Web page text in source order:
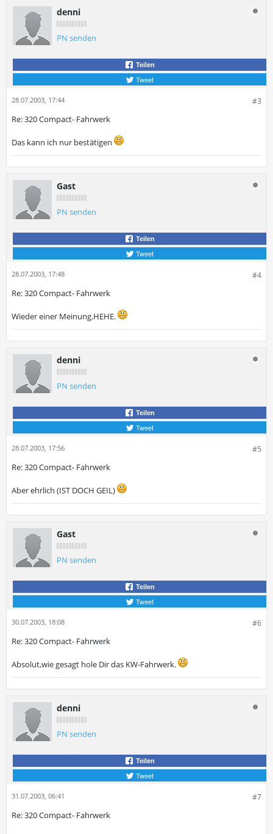
denni
PN senden
Teilen
Tweet
#3
28.07.2003, 17:44
Re: 320 Compact- Fahrwerk
Das kann ich nur bestätigen
Gast
PN senden
Teilen
Tweet
#4
28.07.2003, 17:48
Re: 320 Compact- Fahrwerk
Wieder einer Meinung.HEHE.
denni
PN senden
Teilen
Tweet
#5
28.07.2003, 17:56
Re: 320 Compact- Fahrwerk
Aber ehrlich (IST DOCH GEIL)
Gast
PN senden
Teilen
Tweet
#6
30.07.2003, 18:08
Re: 320 Compact- Fahrwerk
Absolut,wie gesagt hole Dir das KW-Fahrwerk.
denni
PN senden
Teilen
Tweet
#7
31.07.2003, 06:41
Re: 320 Compact- Fahrwerk